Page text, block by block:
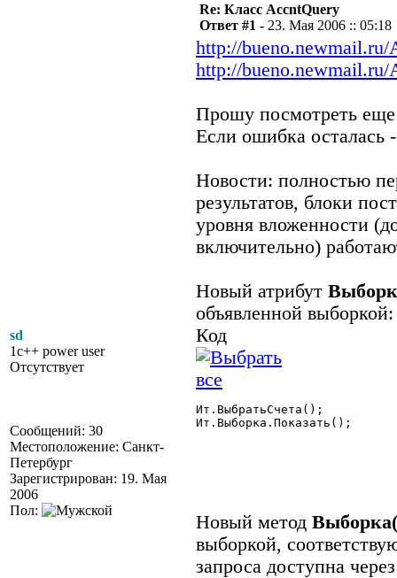
sd
1c++ power user
Отсутствует
Сообщений: 30
Местоположение: Санкт-
Петербург
Зарегистрирован: 19. Мая
2006
Пол:
Re: Класс AccntQuery
Ответ #1 - 23. Мая 2006 :: 05:18
http://bueno.newmail.ru/
http://bueno.newmail.ru/
Прошу посмотреть еще
Если ошибка осталась
Новости: полностью
результатов, блоки
уровня вложенности
включительно)
Новый атрибут
объявленной выборкой:
Код
Ит.ВыбратьСчета();
Ит.Выборка.Показать();
Новый метод
выборкой,
запроса доступна